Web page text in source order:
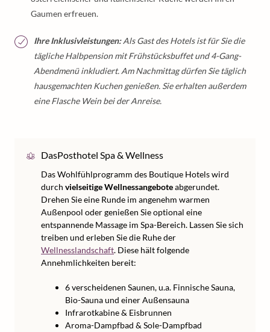
Gaumen erfreuen.
Ihre Inklusivleistungen:Als Gast des Hotels ist für Sie die
tägliche Halbpension mit Frühstücksbuffet und 4-Gang-
Abendmenü inkludiert. Am Nachmittag dürfen Sie täglich
hausgemachten Kuchen genießen. Sie erhalten außerdem
eine Flasche Wein bei der Anreise.
DasPosthotel Spa & Wellness
Das Wohlfühlprogramm des Boutique Hotels wird
durch vielseitige Wellnessangeboteabgerundet.
Drehen Sie eine Runde im angenehm warmen
Außenpool oder genießen Sie optional eine
entspannende Massage im Spa-Bereich. Lassen Sie sich
treiben und erleben Sie die Ruhe der
Wellnesslandschaft. Diese hält folgende
Annehmlichkeiten bereit:
6 verscheidenen Saunen, u.a. Finnische Sauna,
Bio-Sauna und einer Außensauna
Infrarotkabine & Eisbrunnen
Aroma-Dampfbad & Sole-Dampfbad